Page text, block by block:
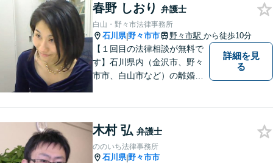
回収「スピード対応」／企業
法務「顧問契約も可能」【夜
間・休日面談可】【完全個
室】
春野 しおり 弁護士
白山・野々市法律事務所
石川県|野々市市 野々市駅 から徒歩10分
【１回目の法律相談が無料で
す】石川県内（金沢市、野々
市市、白山市など）の離婚、
のお悩みも、女性の弁護士が
相談にのることができます。
【女性弁護士在籍】
詳細を見
る
木村 弘 弁護士
ののいち法律事務所
石川県|野々市市